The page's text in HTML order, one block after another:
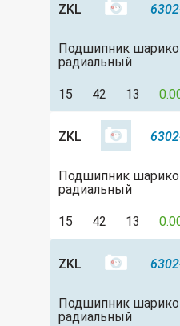
ZKL
Подшипник
радиальный
15 42 13
ZKL
Подшипник
радиальный
15 42 13
ZKL
Подшипник
радиальный